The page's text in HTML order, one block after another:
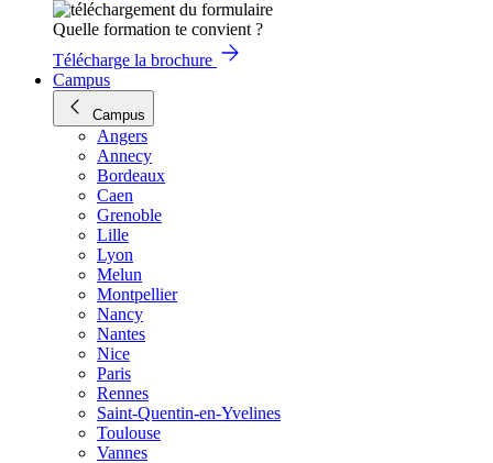
Quelle formation te convient ?
Télécharge la brochure
Campus
Campus
Angers
Annecy
Bordeaux
Caen
Grenoble
Lille
Lyon
Melun
Montpellier
Nancy
Nantes
Nice
Paris
Rennes
Saint-Quentin-en-Yvelines
Toulouse
Vannes